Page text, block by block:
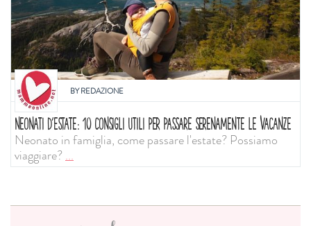
BYREDAZIONE
NEONATI D'ESTATE: 10 CONSIGLI UTILI PER PASSARE SERENAMENTE LE VACANZE
Neonato in famiglia, come passare l'estate? Possiamo
viaggiare?...